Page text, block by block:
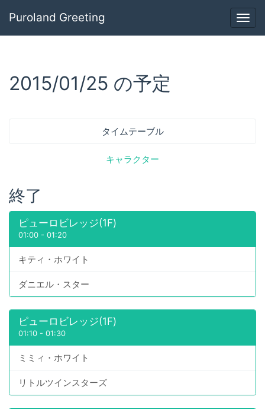
Puroland Greeting
2015/01/25 の予定
タイムテーブル
キャラクター
終了
ピューロビレッジ(1F)
01:00 - 01:20
キティ・ホワイト
ダニエル・スター
ピューロビレッジ(1F)
01:10 - 01:30
ミミィ・ホワイト
リトルツインスターズ